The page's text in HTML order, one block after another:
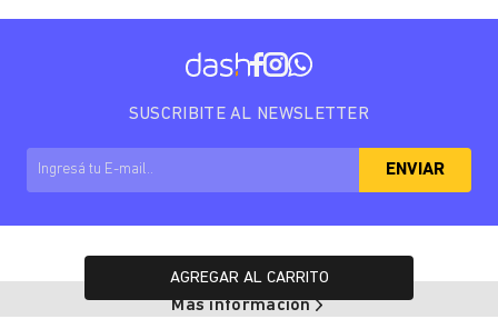
AGREGAR AL CARRITO
SUSCRIBITE AL NEWSLETTER
ENVIAR
Más información